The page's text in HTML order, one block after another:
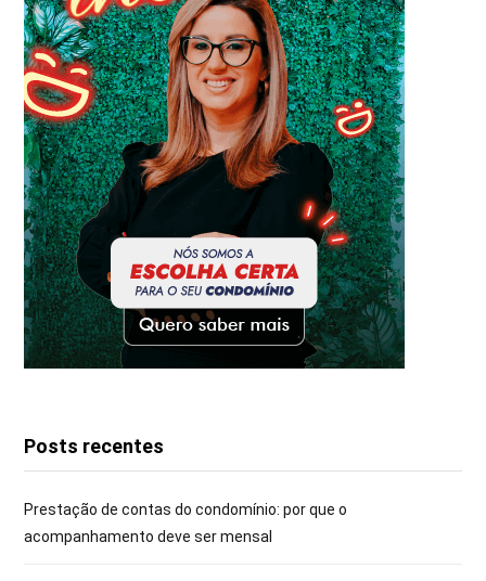
Posts recentes
Prestação de contas do condomínio: por que o
acompanhamento deve ser mensal